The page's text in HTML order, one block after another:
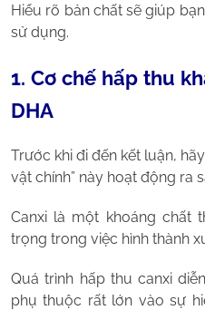
Hiểu rõ bản chất sẽ giúp
sử dụng.
1. Cơ chế hấp thu
DHA
Trước khi đi đến kết luận,
vật chính” này hoạt động ra
Canxi là một khoáng chất
trọng trong việc hình thành
Quá trình hấp thu canxi
phụ thuộc rất lớn vào sự